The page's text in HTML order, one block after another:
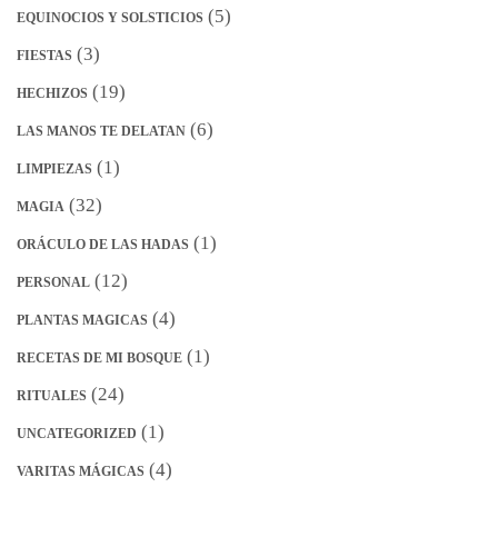
EQUINOCIOS Y SOLSTICIOS (5)
FIESTAS (3)
HECHIZOS (19)
LAS MANOS TE DELATAN (6)
LIMPIEZAS (1)
MAGIA (32)
ORÁCULO DE LAS HADAS (1)
PERSONAL (12)
PLANTAS MAGICAS (4)
RECETAS DE MI BOSQUE (1)
RITUALES (24)
UNCATEGORIZED (1)
VARITAS MÁGICAS (4)